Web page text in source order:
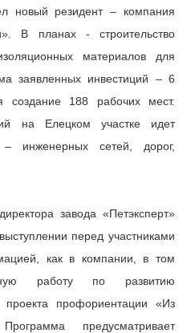
новый резидент – компания
В планах - строительство
материалов для
заявленных инвестиций – 6
создание 188 рабочих мест.
на Елецком участке идет
– инженерных сетей, дорог,
завода «Петэксперт»
перед участниками
как в компании, в том
работу по развитию
профориентации «Из
предусматривает